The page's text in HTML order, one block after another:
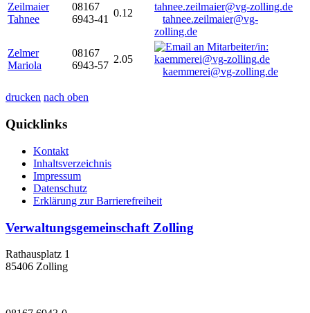
Zeilmaier
Tahnee
08167
6943-41
0.12
tahnee.zeilmaier@vg-
zolling.de
Zelmer
Mariola
08167
6943-57
2.05
kaemmerei@vg-zolling.de
drucken nach oben
Quicklinks
Kontakt
Inhaltsverzeichnis
Impressum
Datenschutz
Erklärung zur Barrierefreiheit
Verwaltungsgemeinschaft Zolling
Rathausplatz 1
85406 Zolling